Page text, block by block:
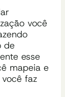
você
de
esse
mapeia e
faz